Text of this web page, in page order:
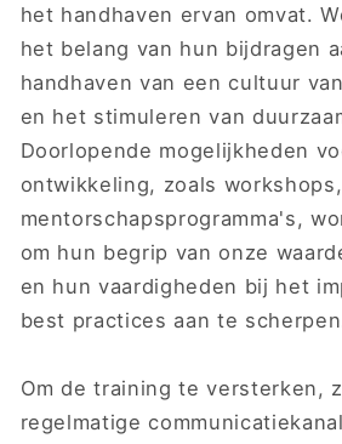
het handhaven ervan omvat.
het belang van hun bijdragen
handhaven van een cultuur
en het stimuleren van
Doorlopende mogelijkheden
ontwikkeling, zoals
mentorschapsprogramma's,
om hun begrip van onze
en hun vaardigheden bij het
best practices aan te
Om de training te versterken,
regelmatige